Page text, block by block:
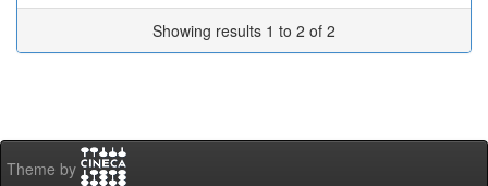
Showing results 1 to 2 of 2
Theme by